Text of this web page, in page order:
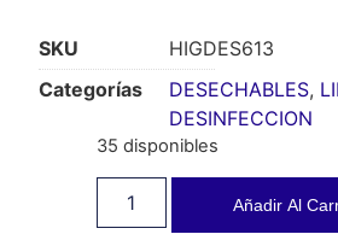
SKU
HIGDES613
Categorías
DESECHABLES,
DESINFECCION
35 disponibles
Añadir Al